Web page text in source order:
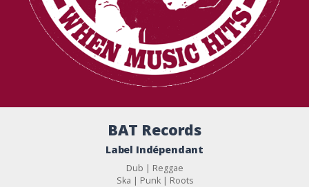
BAT Records
Label Indépendant
Dub | Reggae
Ska | Punk | Roots